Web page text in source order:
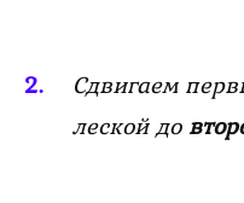
Сдвигаем
леской до